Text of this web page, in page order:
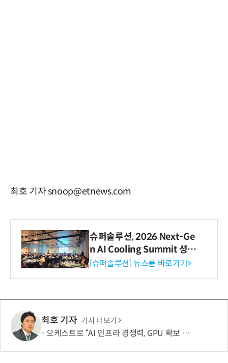
최호 기자 snoop@etnews.com
슈퍼솔루션, 2026 Next-Ge
n AI Cooling Summit 성황
리 성료
[슈퍼솔루션] 뉴스룸 바로가기>
최호 기자 기사 더보기
오케스트로 “AI 인프라 경쟁력, GPU 확보 넘어 '운영 효율'이 좌우”